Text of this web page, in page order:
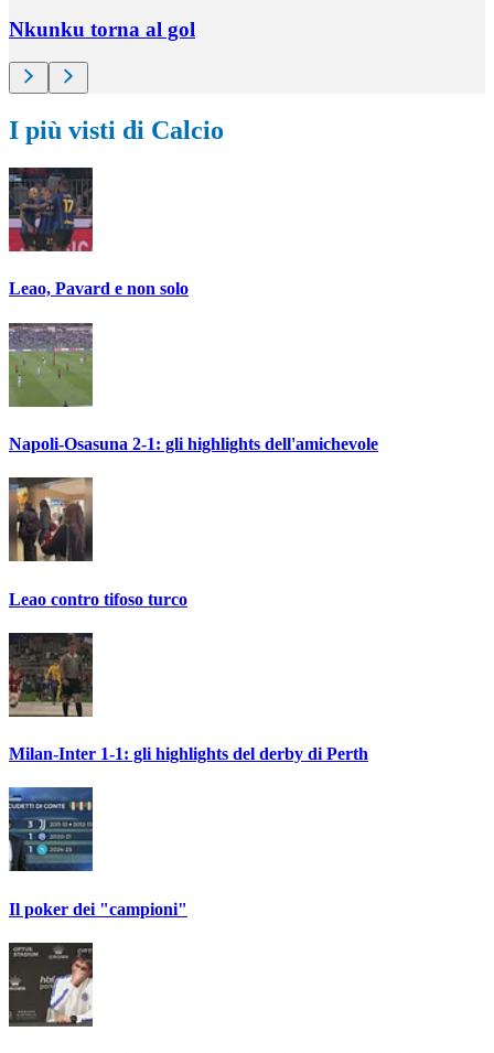
Nkunku torna al gol
I più visti di Calcio
Leao, Pavard e non solo
Napoli-Osasuna 2-1: gli highlights dell'amichevole
Leao contro tifoso turco
Milan-Inter 1-1: gli highlights del derby di Perth
Il poker dei "campioni"